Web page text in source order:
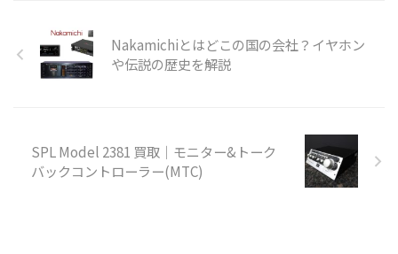
Nakamichiとはどこの国の会社？イヤホン
や伝説の歴史を解説
SPL Model 2381 買取｜モニター&トーク
バックコントローラー(MTC)